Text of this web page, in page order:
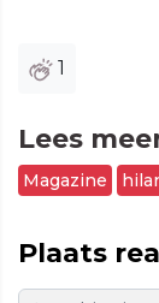
1
Lees
Magazine
Plaats